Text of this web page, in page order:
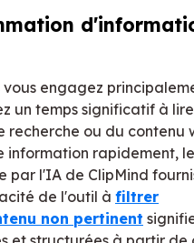
vous engagez
un temps significatif à
recherche ou du contenu
information rapidement,
par l'IA de ClipMind
de l'outil à filtrer
non pertinent